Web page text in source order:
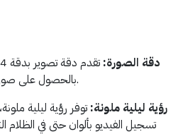
دقة الصورة:
بالحصول على صور عالية الوضوح والوضوح.
رؤية ليلية ملونة: توفر رؤية ليلية
تسجيل الفيديو بألوان حتى في الظلام